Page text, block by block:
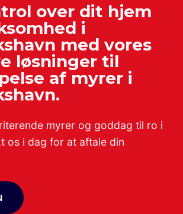
over dit hjem
i
med vores
løsninger til
af myrer i
myrer og goddag til ro i
os i dag for at aftale din